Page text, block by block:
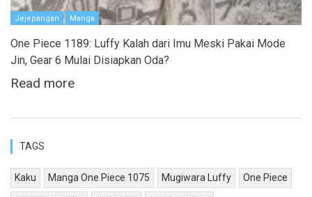
Jejepangan Manga
One Piece 1189: Luffy Kalah dari Imu Meski Pakai Mode
Jin, Gear 6 Mulai Disiapkan Oda?
Read more
TAGS
Kaku Manga One Piece 1075 Mugiwara Luffy One Piece